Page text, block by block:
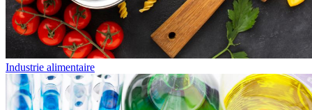
Industrie alimentaire